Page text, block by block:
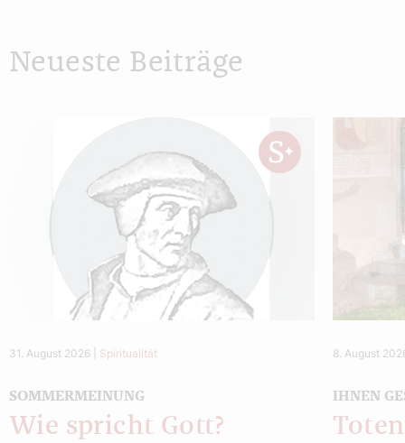
Neueste Beiträge
31. August 2026 Spiritualität
SOMMERMEINUNG
Wie spricht Gott?
8. August
IHNEN